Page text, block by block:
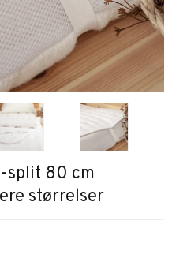
split 80 cm
størrelser